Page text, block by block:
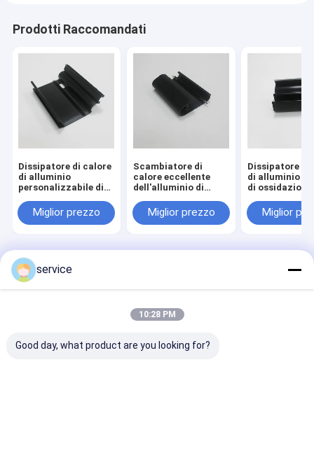
Prodotti Raccomandati
Dissipatore di calore
di alluminio
personalizzabile di
ossidazione anodica
in nero per varie
Miglior prezzo
Scambiatore di
calore eccellente
dell'alluminio di
dissipazione di
calore elettronica
Miglior prezzo
Dissipatore di
di alluminio di
di ossidazione
alta
termica
Miglior
Casa
cinese.Copyright © 2025 Dongguan Fodor Technology Co., Ltd. All
Rights Reserved.
service
10:28 PM
Good day, what product are you looking for?